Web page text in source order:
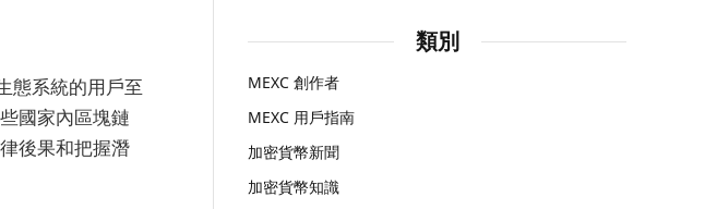
態系統的用戶至
國家內區塊鏈
後果和把握潛
類別
MEXC 創作者
MEXC 用戶指南
加密貨幣新聞
加密貨幣知識